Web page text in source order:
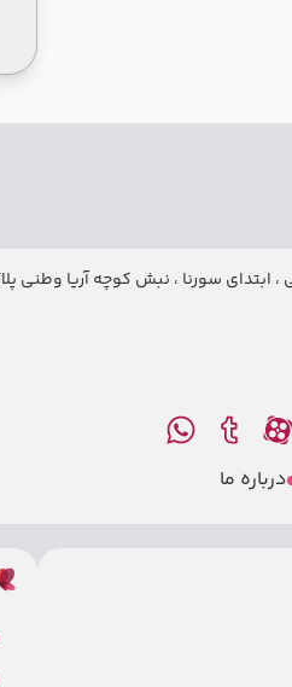
ابتدای سورنا ، نبش کوچه آریا وطنی پلاک
درباره ما